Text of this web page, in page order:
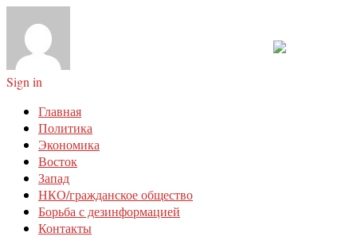
Sign in
Главная
Политика
Экономика
Восток
Запад
НКО/гражданское общество
Борьба с дезинформацией
Контакты